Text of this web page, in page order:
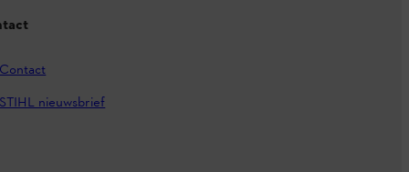
Contact
STIHL nieuwsbrief